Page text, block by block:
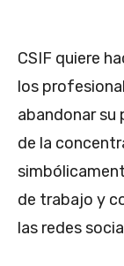
CSIF quiere
los
abandonar
de la
de trabajo y
las redes